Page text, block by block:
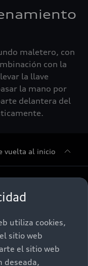
utiliza cookies,
sitio web
el sitio web
deseada,
maletero, con
con la
la llave
la mano por
delantera del
vuelta al inicio